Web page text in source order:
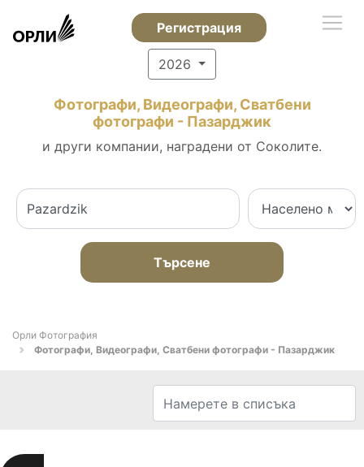
Регистрация
2026
Фотографи, Видеографи, Сватбени
фотографи - Пазарджик
и други компании, наградени от Соколите.
Търсене
Орли Фотография
Фотографи, Видеографи, Сватбени фотографи - Пазарджик